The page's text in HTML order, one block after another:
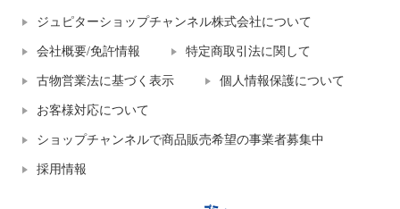
ジュピターショップチャンネル株式会社について
会社概要/免許情報 特定商取引法に関して
古物営業法に基づく表示 個人情報保護について
お客様対応について
ショップチャンネルで商品販売希望の事業者募集中
採用情報